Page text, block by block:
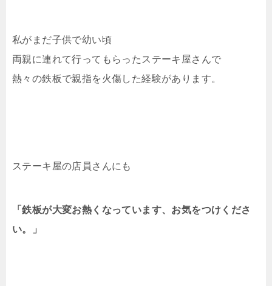
私がまだ子供で幼い頃
両親に連れて行ってもらったステーキ屋さんで
熱々の鉄板で親指を火傷した経験があります。
ステーキ屋の店員さんにも
「鉄板が大変お熱くなっています、お気をつけくださ
い。」